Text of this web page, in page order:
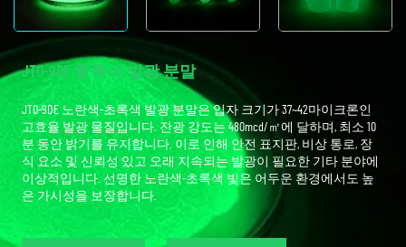
JTO-9DE 황록색 발광 분말
JTO-9DE 노란색-초록색 발광 분말은 입자 크기가 37~42마이크론인
고효율 발광 물질입니다. 잔광 강도는 480mcd/㎡에 달하며, 최소 10
분 동안 밝기를 유지합니다. 이로 인해 안전 표지판, 비상 통로, 장
식 요소 및 신뢰성 있고 오래 지속되는 발광이 필요한 기타 분야에
이상적입니다. 선명한 노란색-초록색 빛은 어두운 환경에서도 높
은 가시성을 보장합니다.